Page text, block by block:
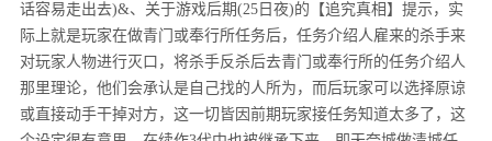
话容易走出去)&、关于游戏后期(25日夜)的【追究真相】提示，实
际上就是玩家在做青门或奉行所任务后，任务介绍人雇来的杀手来
对玩家人物进行灭口，将杀手反杀后去青门或奉行所的任务介绍人
那里理论，他们会承认是自己找的人所为，而后玩家可以选择原谅
或直接动手干掉对方，这一切皆因前期玩家接任务知道太多了，这